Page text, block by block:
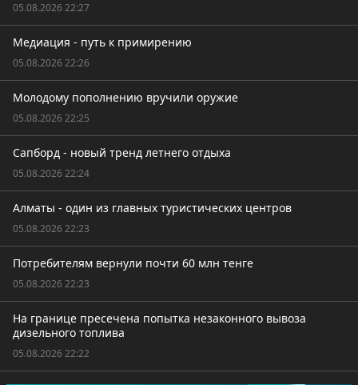
05.08.2026 22:27
Медиация - путь к примирению
05.08.2026 22:26
Молодому пополнению вручили оружие
05.08.2026 22:25
Сапборд - новый тренд летнего отдыха
05.08.2026 22:24
Алматы - один из главных туристических центров
05.08.2026 22:23
Потребителям вернули почти 60 млн тенге
05.08.2026 22:23
На границе пресечена попытка незаконного вывоза
дизельного топлива
05.08.2026 22:22